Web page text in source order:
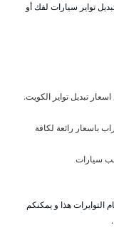
تواير سيارات لفك أو
تبديل تواير الكويت.
باسعار رائعة لكافة
سيارات
هذا و يمكنكم